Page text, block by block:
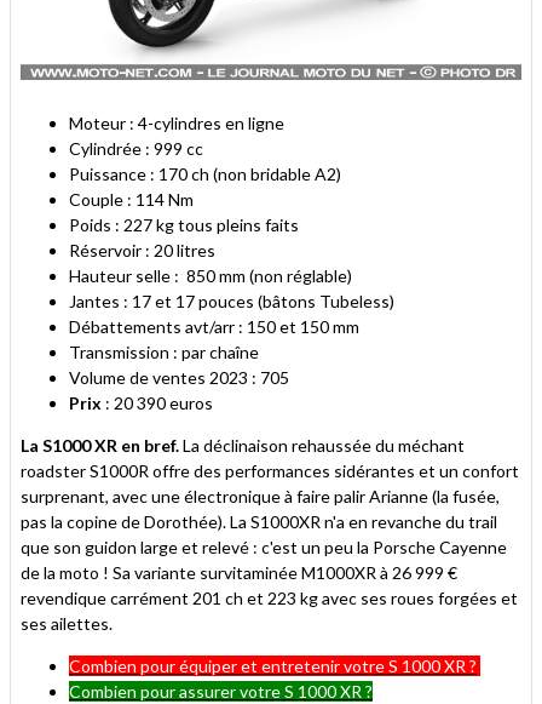
Moteur : 4-cylindres en ligne
Cylindrée : 999 cc
Puissance : 170 ch (non bridable A2)
Couple : 114 Nm
Poids : 227 kg tous pleins faits
Réservoir : 20 litres
Hauteur selle : 850 mm (non réglable)
Jantes : 17 et 17 pouces (bâtons Tubeless)
Débattements avt/arr : 150 et 150 mm
Transmission : par chaîne
Volume de ventes 2023 : 705
Prix : 20 390 euros
La S1000 XR en bref.La déclinaison rehaussée du méchant
roadster S1000R offre des performances sidérantes et un confort
surprenant, avec une électronique à faire palir Arianne (la fusée,
pas la copine de Dorothée). La S1000XR n'a en revanche du trail
que son guidon large et relevé : c'est un peu la Porsche Cayenne
de la moto ! Sa variante survitaminée M1000XR à 26 999 €
revendique carrément 201 ch et 223 kg avec ses roues forgées et
ses ailettes.
Combien pour équiper et entretenir votre S 1000 XR ?
Combien pour assurer votre S 1000 XR ?